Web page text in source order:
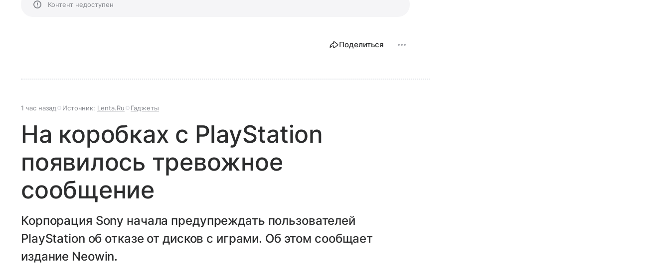
Контент недоступен
Поделиться
1 час назад Источник: Lenta.Ru Гаджеты
На коробках с PlayStation
появилось тревожное
сообщение
Корпорация Sony начала предупреждать пользователей
PlayStation об отказе от дисков с играми. Об этом сообщает
издание Neowin.